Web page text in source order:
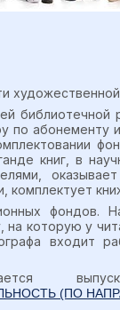
абонементу
книг, в
комплектует
фондов.
которую у
входит
(ПО